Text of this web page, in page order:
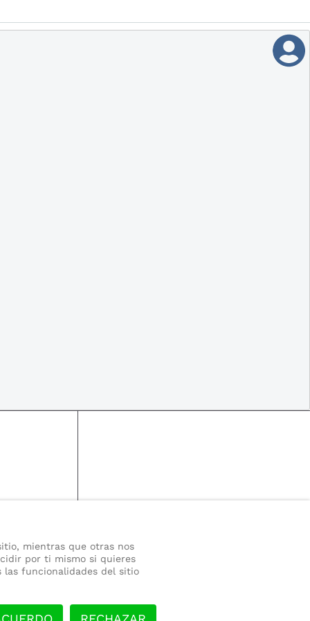
mientras que otras nos
por ti mismo si quieres
las funcionalidades del sitio